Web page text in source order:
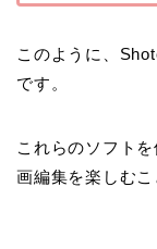
このように、
です。
これらのソフト
画編集を楽しむこ